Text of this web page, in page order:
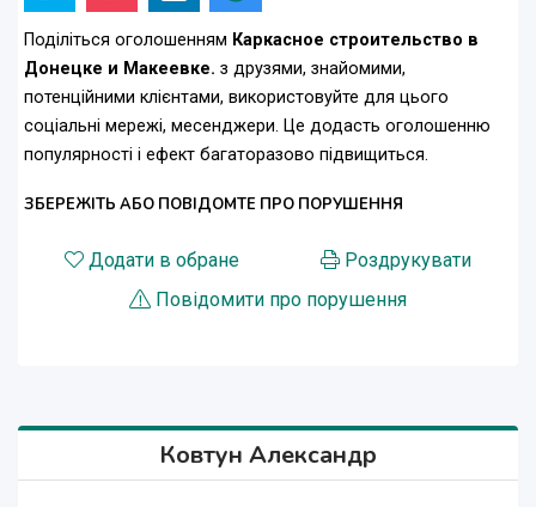
Поділіться оголошенням Каркасное строительство в
Донецке и Макеевке. з друзями, знайомими,
потенційними клієнтами, використовуйте для цього
соціальні мережі, месенджери. Це додасть оголошенню
популярності і ефект багаторазово підвищиться.
ЗБЕРЕЖІТЬ АБО ПОВІДОМТЕ ПРО ПОРУШЕННЯ
Додати в обране
Роздрукувати
Повідомити про порушення
Ковтун Александр